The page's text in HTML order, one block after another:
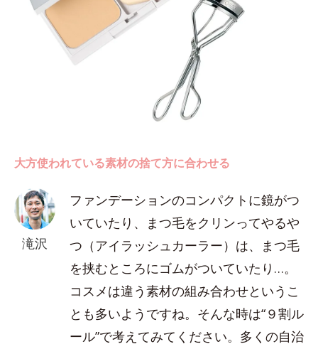
大方使われている素材の捨て方に合わせる
滝沢
ファンデーションのコンパクトに鏡がつ
いていたり、まつ毛をクリンってやるや
つ（アイラッシュカーラー）は、まつ毛
を挟むところにゴムがついていたり…。
コスメは違う素材の組み合わせというこ
とも多いようですね。そんな時は“９割ル
ール”で考えてみてください。多くの自治